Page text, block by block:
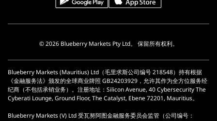
© 2026 Blueberry Markets Pty Ltd。 保留所有权利。
Blueberry Markets (Mauritius) Ltd（毛里求斯公司编号 218548）持有根据
《金融服务法》颁发的全球商业牌照 GB24203929，允许其作为全方位服务经
纪商（不包括承销业务）。注册地址：Silicon Avenue, 40 Cybersecurity The
Cyberati Lounge, Ground Floor, The Catalyst, Ebene 72201, Mauritius。
Blueberry Markets (V) Ltd 受瓦努阿图金融服务委员会监管（公司编号：